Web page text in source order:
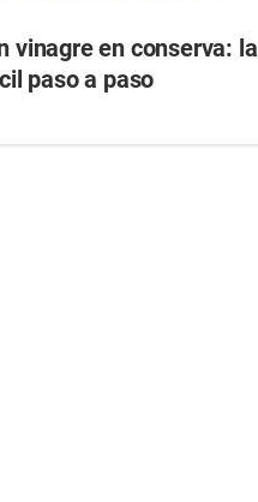
vinagre en conserva: la
paso a paso